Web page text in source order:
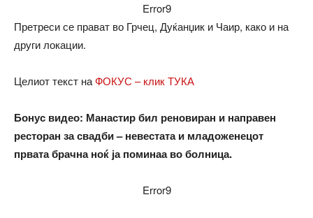
Error9
Претреси се прават во Грчец, Дуќанџик и Чаир, како и на
други локации.
Целиот текст наФОКУС – клик ТУКА
Бонус видео: Манастир бил реновиран и направен
ресторан за свадби – невестата и младоженецот
првата брачна ноќ ја поминаа во болница.
Error9